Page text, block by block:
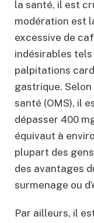
la santé, il est
modération est
excessive de
indésirables tels
palpitations
gastrique. Selon
santé (OMS), il
dépasser 400
équivaut à
plupart des
des avantages
surmenage ou
Par ailleurs, il